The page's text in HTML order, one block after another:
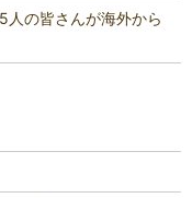
人の皆さんが海外から